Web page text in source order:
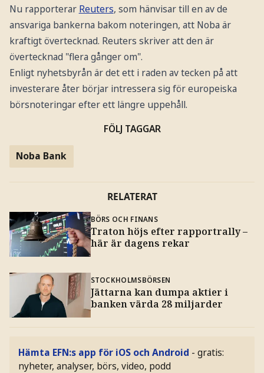
Nu rapporterar Reuters, som hänvisar till en av de
ansvariga bankerna bakom noteringen, att Noba är
kraftigt övertecknad. Reuters skriver att den är
övertecknad "flera gånger om".
Enligt nyhetsbyrån är det ett i raden av tecken på att
investerare åter börjar intressera sig för europeiska
börsnoteringar efter ett längre uppehåll.
FÖLJ TAGGAR
Noba Bank
RELATERAT
BÖRS OCH FINANS
Traton höjs efter rapportrally –
här är dagens rekar
STOCKHOLMSBÖRSEN
Jättarna kan dumpa aktier i
banken värda 28 miljarder
Hämta EFN:s app för iOS och Android - gratis:
nyheter, analyser, börs, video, podd